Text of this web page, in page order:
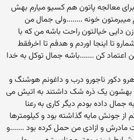
معالجه پاتون هم کسیو میارم بهش
خونه ........ولی جمال من
دایی خیالتون راحت باشه من که با
تا اینجا اوردم و هدفم تا اخرفقط
کن .......باشه جمال توکل به خدا
دکور ناجورو درب و داغونم هوشنگ و
بهشون یک ذره شک داشتند به اتیش می
داده بودم دیگر کاری به رعنا
از جونش مایه گذاشته بود و کیلومترها
مادرش و ازادی من حمل کرده بود .......و